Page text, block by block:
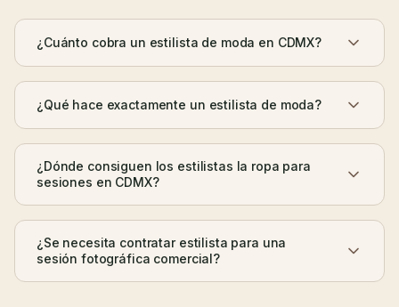
¿Cuánto cobra un estilista de moda en CDMX?
¿Qué hace exactamente un estilista de moda?
¿Dónde consiguen los estilistas la ropa para
sesiones en CDMX?
¿Se necesita contratar estilista para una
sesión fotográfica comercial?